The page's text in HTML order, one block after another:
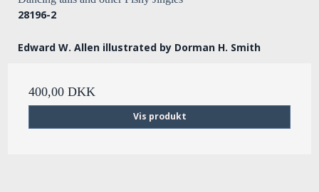
28196-2
Edward W. Allen illustrated by Dorman H. Smith
400,00 DKK
Vis produkt